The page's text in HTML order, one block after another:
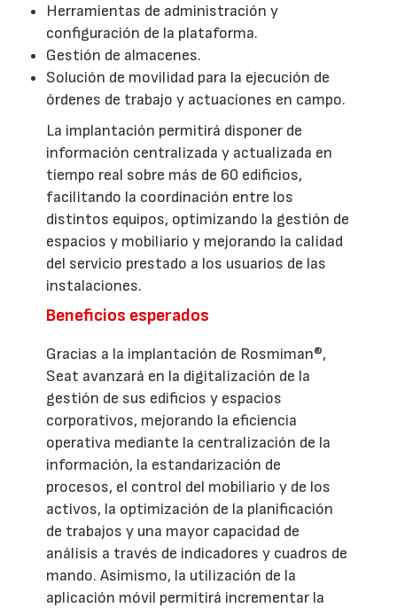
Herramientas de administración y
configuración de la plataforma.
Gestión de almacenes.
Solución de movilidad para la ejecución de
órdenes de trabajo y actuaciones en campo.
La implantación permitirá disponer de
información centralizada y actualizada en
tiempo real sobre más de 60 edificios,
facilitando la coordinación entre los
distintos equipos, optimizando la gestión de
espacios y mobiliario y mejorando la calidad
del servicio prestado a los usuarios de las
instalaciones.
Beneficios esperados
Gracias a la implantación de Rosmiman®,
Seat avanzará en la digitalización de la
gestión de sus edificios y espacios
corporativos, mejorando la eficiencia
operativa mediante la centralización de la
información, la estandarización de
procesos, el control del mobiliario y de los
activos, la optimización de la planificación
de trabajos y una mayor capacidad de
análisis a través de indicadores y cuadros de
mando. Asimismo, la utilización de la
aplicación móvil permitirá incrementar la